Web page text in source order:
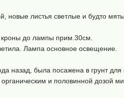
новые листья светлые и будто
кроны до лампы прим.30см.
Лампа основное освещение.
назад, была посажена в грунт
и половинной дозой